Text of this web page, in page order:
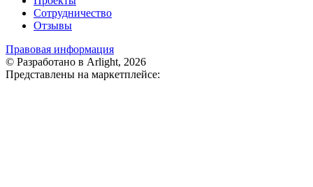
Сотрудничество
Отзывы
Правовая информация
© Разработано в Arlight, 2026
Представлены на маркетплейсе: